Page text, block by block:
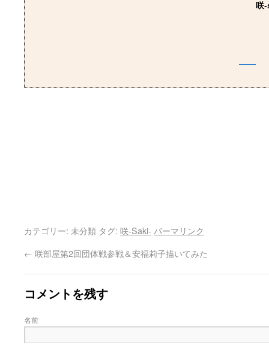
咲-
カテゴリー: 未分類 タグ: 咲-Saki- パーマリンク
← 咲部屋第2回団体戦参戦＆安福莉子描いてみた
コメントを残す
名前